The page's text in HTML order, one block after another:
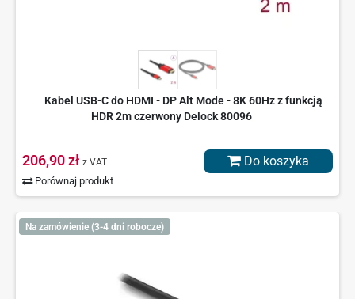
Kabel USB-C do HDMI - DP Alt Mode - 8K 60Hz z funkcją
HDR 2m czerwony Delock 80096
206,90 zł z VAT
Porównaj produkt
Do koszyka
Na zamówienie (3-4 dni robocze)